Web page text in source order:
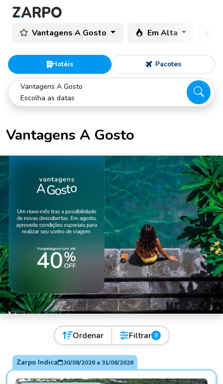
Vantagens A Gosto Em Alta
Hotéis Pacotes
Vantagens A Gosto
Escolha as datas
Vantagens A Gosto
Ordenar Filtrar 8
Zarpo Indica 30/08/2026a31/08/2026